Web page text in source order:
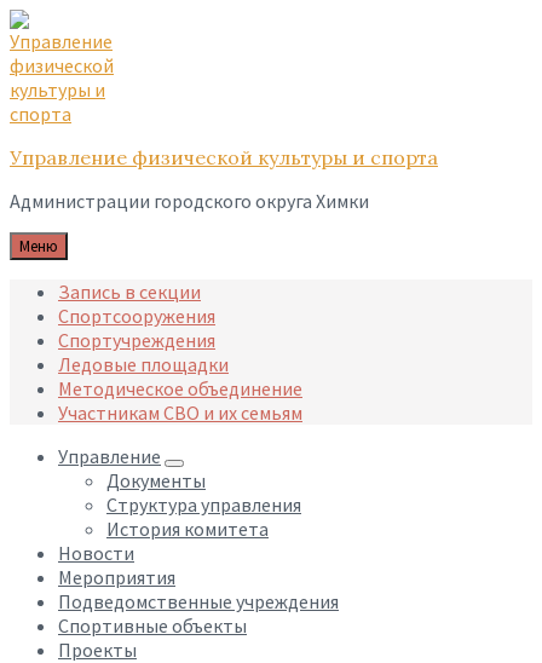
Skip
to
content
Skip
to
main
navigation
Skip
to
footer
Управление физической культуры и спорта
Администрации городского округа Химки
Меню
Запись в секции
Спортсооружения
Спортучреждения
Ледовые площадки
Методическое объединение
Участникам СВО и их семьям
Управление
Документы
Структура управления
История комитета
Новости
Мероприятия
Подведомственные учреждения
Спортивные объекты
Проекты